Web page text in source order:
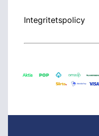
Integritetspolicy